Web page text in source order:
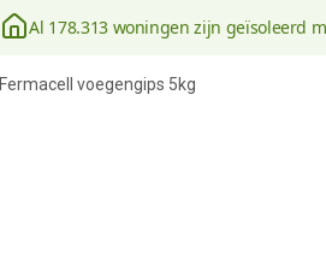
Al 178.313 woningen zijn geïsoleerd
Fermacell voegengips 5kg